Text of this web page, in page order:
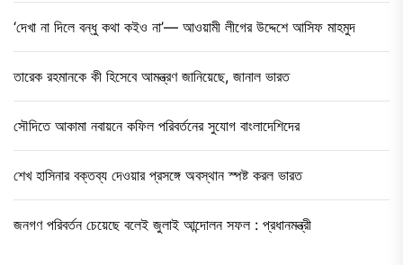
‘দেখা না দিলে বন্ধু কথা কইও না’— আওয়ামী লীগের উদ্দেশে আসিফ মাহমুদ
তারেক রহমানকে কী হিসেবে আমন্ত্রণ জানিয়েছে, জানাল ভারত
সৌদিতে আকামা নবায়নে কফিল পরিবর্তনের সুযোগ বাংলাদেশিদের
শেখ হাসিনার বক্তব্য দেওয়ার প্রসঙ্গে অবস্থান স্পষ্ট করল ভারত
জনগণ পরিবর্তন চেয়েছে বলেই জুলাই আন্দোলন সফল : প্রধানমন্ত্রী